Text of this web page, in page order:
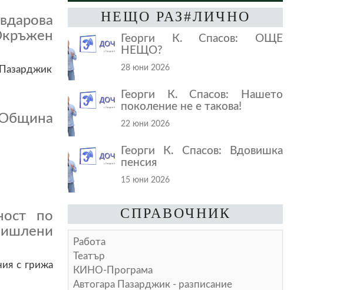
по
с грижа
НЕЩО РАЗ#ЛИЧНО
Георги К. Спасов: ОЩЕ
НЕЩО?
28 юни 2026
Георги К. Спасов: Нашето
поколение не е такова!
22 юни 2026
Георги К. Спасов: Вдовишка
пенсия
15 юни 2026
СПРАВОЧНИК
Работа
Театър
КИНО-Програма
Автогара Пазарджик - разписание